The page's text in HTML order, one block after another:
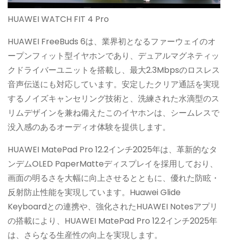
HUAWEI WATCH FIT 4 Pro
HUAWEI FreeBuds 6は、業界初となるファーウェイのオ
ープンフィット型イヤホンであり、デュアルマグネティッ
クドライバーユニットを搭載し、最大2.3Mbpsのロスレス
音声伝送にも対応しています。安定したクリア通話を実現
するノイズキャンセリング技術と、洗練された水滴型のス
リムデザインを兼ね備えたこのイヤホンは、シームレスで
没入感のあるオーディオ体験を提供します。
HUAWEI MatePad Pro 12.2インチ2025年は、革新的なタ
ンデムOLED PaperMatteディスプレイを採用しており、
画面の明るさを大幅に向上させるとともに、優れた防眩・
反射防止性能を実現しています。Huawei Glide
Keyboardとの連携や、強化されたHUAWEI Notesアプリ
の搭載により、HUAWEI MatePad Pro 12.2インチ2025年
は、さらなる生産性の向上を実現します。